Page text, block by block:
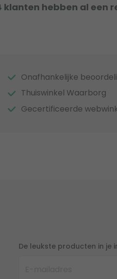
klanten hebben al een
Onafhankelijke
Thuiswinkel Waarborg
Gecertificeerde
De leukste producten in je